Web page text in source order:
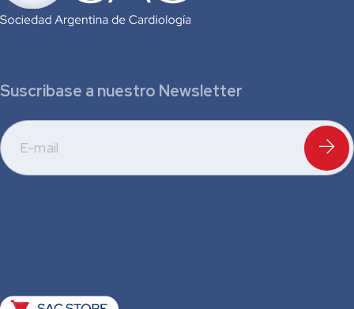
Suscribase a nuestro Newsletter